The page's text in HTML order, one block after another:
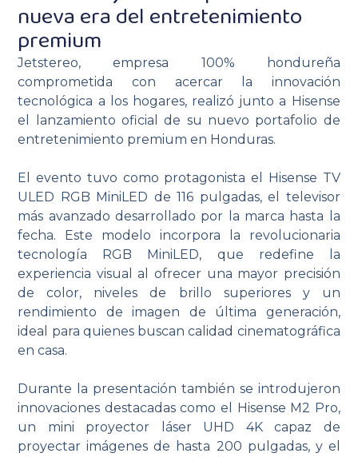
nueva era del entretenimiento
premium
Jetstereo, empresa 100% hondureña
comprometida con acercar la innovación
tecnológica a los hogares, realizó junto a Hisense
el lanzamiento oficial de su nuevo portafolio de
entretenimiento premium en Honduras.
El evento tuvo como protagonista el Hisense TV
ULED RGB MiniLED de 116 pulgadas, el televisor
más avanzado desarrollado por la marca hasta la
fecha. Este modelo incorpora la revolucionaria
tecnología RGB MiniLED, que redefine la
experiencia visual al ofrecer una mayor precisión
de color, niveles de brillo superiores y un
rendimiento de imagen de última generación,
ideal para quienes buscan calidad cinematográfica
en casa.
Durante la presentación también se introdujeron
innovaciones destacadas como el Hisense M2 Pro,
un mini proyector láser UHD 4K capaz de
proyectar imágenes de hasta 200 pulgadas, y el